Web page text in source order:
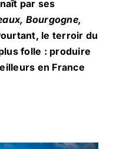
par ses
Bourgogne,
le terroir du
folle : produire
en France